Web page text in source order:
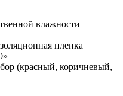
влажности
пленка
(красный, коричневый,